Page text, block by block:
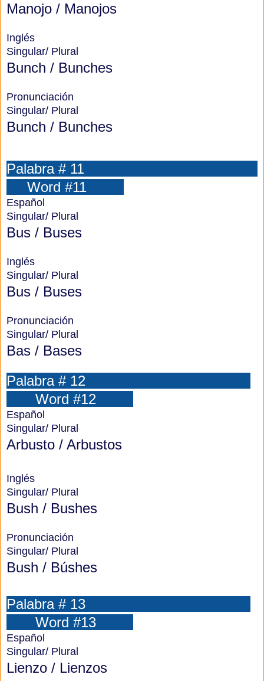
Manojo / Manojos
Inglés
Singular/ Plural
Bunch / Bunches
Pronunciación
Singular/ Plural
Bunch / Bunches
Palabra # 11
Word #11
Español
Singular/ Plural
Bus / Buses
Inglés
Singular/ Plural
Bus / Buses
Pronunciación
Singular/ Plural
Bas / Bases
Palabra # 12
Word #12
Español
Singular/ Plural
Arbusto / Arbustos
Inglés
Singular/ Plural
Bush / Bushes
Pronunciación
Singular/ Plural
Bush / Búshes
Palabra # 13
Word #13
Español
Singular/ Plural
Lienzo / Lienzos